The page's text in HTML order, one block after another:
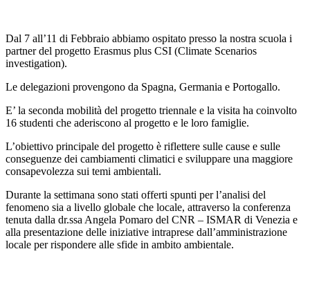
Dal 7 all’11 di Febbraio abbiamo ospitato presso la nostra scuola i
partner del progetto Erasmus plus CSI (Climate Scenarios
investigation).
Le delegazioni provengono da Spagna, Germania e Portogallo.
E’ la seconda mobilità del progetto triennale e la visita ha coinvolto
16 studenti che aderiscono al progetto e le loro famiglie.
L’obiettivo principale del progetto è riflettere sulle cause e sulle
conseguenze dei cambiamenti climatici e sviluppare una maggiore
consapevolezza sui temi ambientali.
Durante la settimana sono stati offerti spunti per l’analisi del
fenomeno sia a livello globale che locale, attraverso la conferenza
tenuta dalla dr.ssa Angela Pomaro del CNR – ISMAR di Venezia e
alla presentazione delle iniziative intraprese dall’amministrazione
locale per rispondere alle sfide in ambito ambientale.